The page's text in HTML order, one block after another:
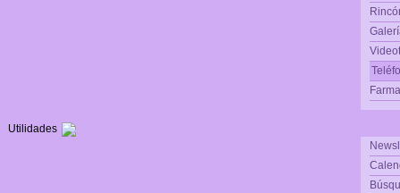
Utilidades